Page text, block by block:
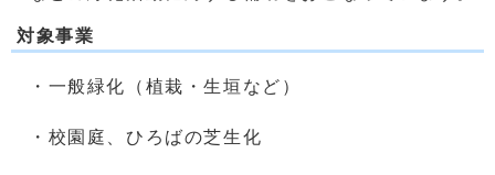
対象事業
・一般緑化（植栽・生垣など）
・校園庭、ひろばの芝生化